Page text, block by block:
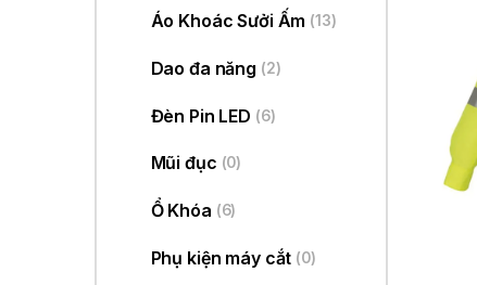
Áo Khoác Sưởi Ấm (13)
Dao đa năng (2)
Đèn Pin LED (6)
Mũi đục (0)
Ổ Khóa (6)
Phụ kiện máy cắt (0)